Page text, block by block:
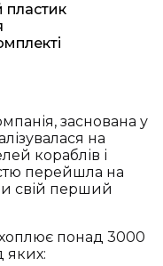
пластик
заснована у
на
кораблів і
перейшла на
свій перший
понад 3000
яких: